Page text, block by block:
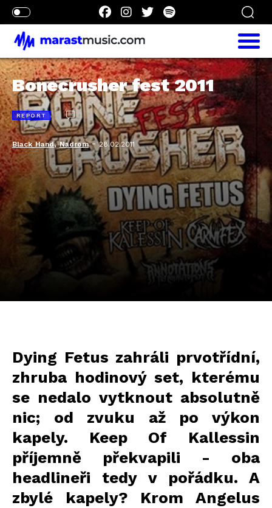
Bonecrusher fest 2011
REPORT
Black_Hand,Nadrom-28.02.2011
Dying Fetus zahráli prvotřídní,
zhruba hodinový set, kterému
se nedalo vytknout absolutně
nic; od zvuku až po výkon
kapely. Keep Of Kallessin
příjemně překvapili - oba
headlineři tedy v pořádku. A
zbylé kapely? Krom Angelus